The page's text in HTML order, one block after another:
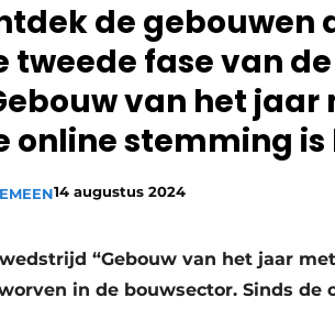
de gebouwen
tweede fase van
van het
online stemming
14 augustus 2024
“Gebouw van het jaar
in de bouwsector. Sinds